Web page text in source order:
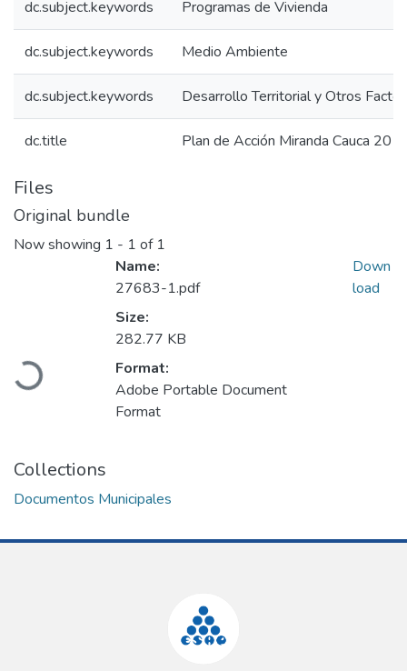
dc.subject.keywords Programas de Vivienda
dc.subject.keywords Medio Ambiente
dc.subject.keywords Desarrollo Territorial y Otros
dc.title Plan de Acción Miranda Cauca
Files
Original bundle
Now showing 1 - 1 of 1
Loading...
Name:
27683-1.pdf
Size:
282.77 KB
Format:
Adobe Portable Document
Format
Down
load
Collections
Documentos Municipales